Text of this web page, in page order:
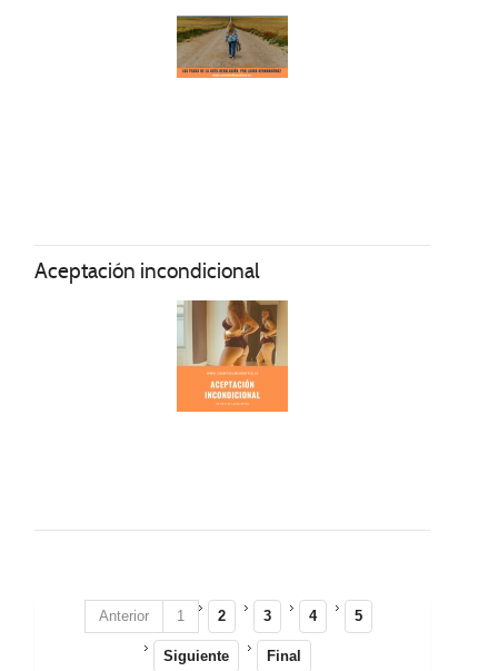
Aceptación incondicional
Anterior 1 2 3 4 5
Siguiente Final